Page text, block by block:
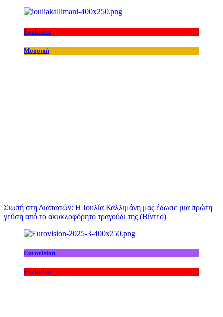
Exclusive
Μουσική
Σιωπή στη Διαπασών: Η Ιουλία Καλλιμάνη μας έδωσε μια πρώτη
γεύση από το ακυκλοφόρητο τραγούδι της (Βίντεο)
Eurovision
Exclusive